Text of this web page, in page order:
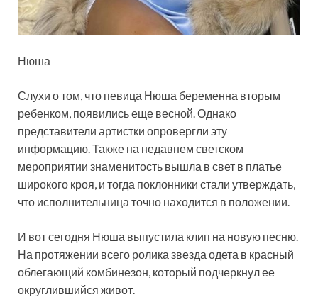
Нюша
Слухи о том, что певица Нюша беременна вторым
ребенком, появились еще весной. Однако
представители артистки опровергли эту
информацию. Также на недавнем светском
мероприятии знаменитость вышла в свет в платье
широкого кроя, и тогда поклонники стали утверждать,
что исполнительница точно находится в положении.
И вот сегодня Нюша выпустила клип на новую песню.
На протяжении всего ролика звезда одета в красный
облегающий комбинезон, который подчеркнул ее
округлившийся живот.